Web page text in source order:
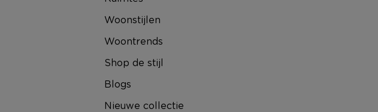
Woonstijlen
Woontrends
Shop de stijl
Blogs
Nieuwe collectie